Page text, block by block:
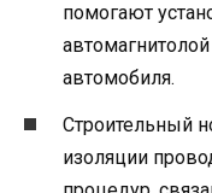
помогают
автомобиля.
Строительный
изоляции